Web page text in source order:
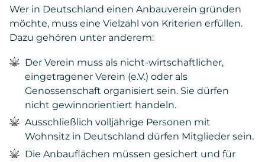
Wer in Deutschland einen Anbauverein gründen
möchte, muss eine Vielzahl von Kriterien erfüllen.
Dazu gehören unter anderem:
Der Verein muss als nicht-wirtschaftlicher,
eingetragener Verein (e.V.) oder als
Genossenschaft organisiert sein. Sie dürfen
nicht gewinnorientiert handeln.
Ausschließlich volljährige Personen mit
Wohnsitz in Deutschland dürfen Mitglieder sein.
Die Anbauflächen müssen gesichert und für